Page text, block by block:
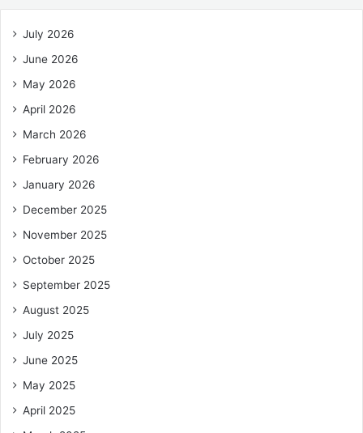
July 2026
June 2026
May 2026
April 2026
March 2026
February 2026
January 2026
December 2025
November 2025
October 2025
September 2025
August 2025
July 2025
June 2025
May 2025
April 2025